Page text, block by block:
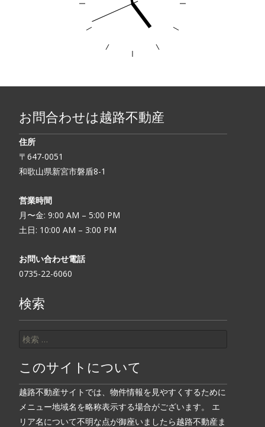
お問合わせは越路不動産
住所
〒647-0051
和歌山県新宮市磐盾8-1
営業時間
月〜金: 9:00 AM – 5:00 PM
土日: 10:00 AM – 3:00 PM
お問い合わせ電話
0735-22-6060
検索
このサイトについて
越路不動産サイトでは、物件情報を見やすくするために
メニュー地域名を略称表示する場合がございます。 エ
リア名について不明な点が御座いましたら越路不動産ま